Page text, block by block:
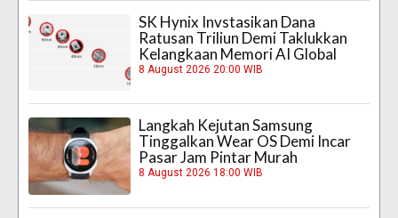
SK Hynix Invstasikan Dana
Ratusan Triliun Demi Taklukkan
Kelangkaan Memori AI Global
8 August 2026 20:00 WIB
Langkah Kejutan Samsung
Tinggalkan Wear OS Demi Incar
Pasar Jam Pintar Murah
8 August 2026 18:00 WIB